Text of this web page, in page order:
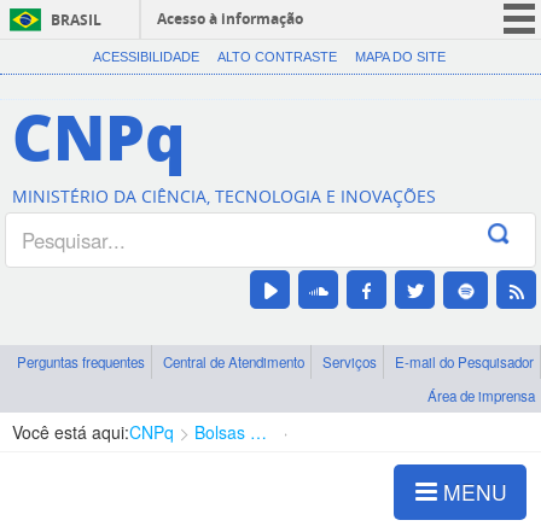
BRASIL
Acesso à informação
CORONAVÍRUS (COVID-19)
Canais
ACESSIBILIDADE ALTO CONTRASTE MAPA DO SITE
CNPq
MINISTÉRIO DA CIÊNCIA, TECNOLOGIA E INOVAÇÕES
Perguntas frequentes Central de Atendimento Serviços
E-mail do Pesquisador
Área de imprensa
Você está aqui:CNPq Bolsas e Auxílios Vigentes
MENU